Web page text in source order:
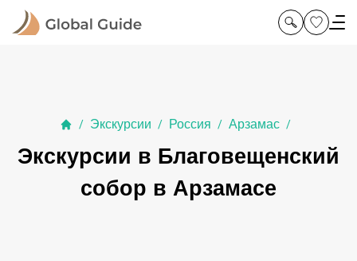
/ Экскурсии / Россия / Арзамас /
Экскурсии в Благовещенский
собор в Арзамасе